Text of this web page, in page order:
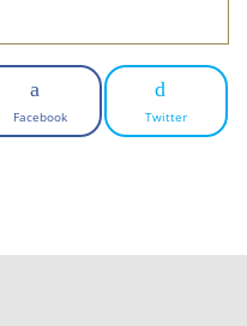
Facebook Twitter